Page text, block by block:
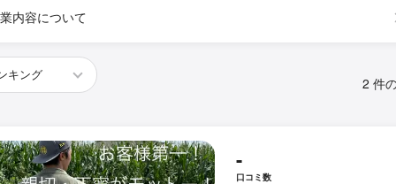
内容について
2 件
-
口コミ数